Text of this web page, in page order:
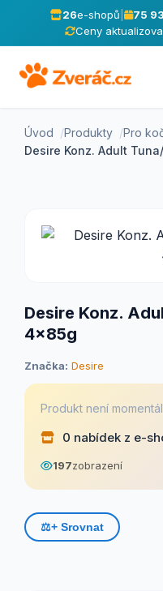
26e-shopů 75
Ceny
Úvod Produkty Pro
Desire Konz. Adult
Desire Konz.
4x85g
Značka: Desire
Produkt není
0 nabídek z e-
197zobrazení
⚖️+ Srovnat